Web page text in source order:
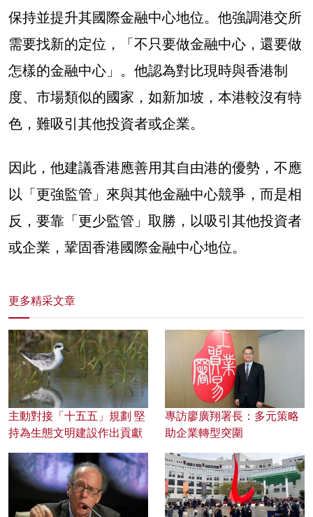
保持並提升其國際金融中心地位。 他強調港交所
需要找新的定位，「不只要做金融中心，還要做
怎樣的金融中心」。他認為對比現時與香港制
度、市場類似的國家，如新加坡，本港較沒有特
色，難吸引其他投資者或企業。
因此，他建議香港應善用其自由港的優勢， 不應
以「更強監管」來與其他金融中心競爭，而是相
反，要靠「更少監管」取勝 ，以吸引其他投資者
或企業， 鞏固香港國際金融中心地位。
更多精采文章
主動對接「十五五」規劃 堅
持為生態文明建設作出貢獻
專訪廖廣翔署長：多元策略
助企業轉型突圍